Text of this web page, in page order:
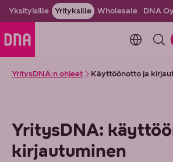
Yksityisille Yrityksille Wholesale DNA
Change
YritysDNA:n ohjeet Käyttöönotto ja
YritysDNA:
kirjautuminen